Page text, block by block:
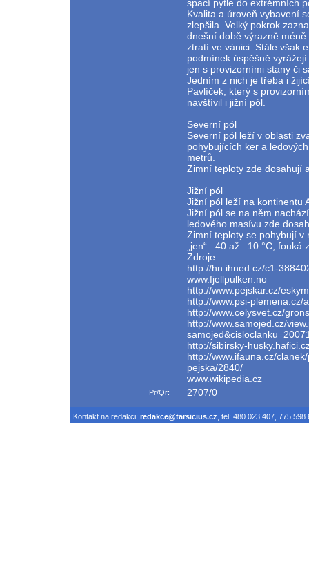
spací pytle do extrémních
Kvalita a úroveň vybavení
zlepšila. Velký pokrok
dnešní době výrazně
ztratí ve vánici. Stále však
podmínek úspěšně
jen s provizorními stany či
Jedním z nich je třeba i
Pavlíček, který s
navštívil i jižní pól.
Severní pól
Severní pól leží v oblasti
pohybujících ker a
metrů.
Zimní teploty zde dosahují
Jižní pól
Jižní pól leží na kontinentu
Jižní pól se na něm
ledového masívu zde
Zimní teploty se pohybují v
„jen“ –40 až –10 °C,
Zdroje:
http://hn.ihned.cz/c1-
www.fjellpulken.no
http://www.pejskar.cz/
http://www.psi-plemena.cz/
http://www.celysvet.cz/
http://www.samojed.cz/
http://sibirsky-
http://www.ifauna.cz/
pejska/2840/
www.wikipedia.cz
Pr/Qr: 2707/0
Kontakt na redakci: redakce@tarsicius.cz , tel: 480 023 407, 775 598